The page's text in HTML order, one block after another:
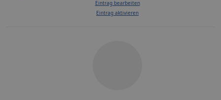
Eintrag bearbeiten
Eintrag aktivieren